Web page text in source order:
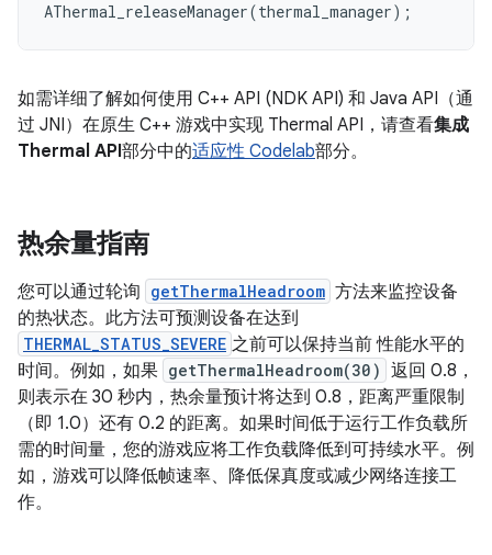
AThermal_releaseManager(thermal_manager);
如需详细了解如何使用 C++ API (NDK API) 和 Java API（通
过 JNI）在原生 C++ 游戏中实现 Thermal API，请查看集成
Thermal API部分中的适应性 Codelab部分。
热余量指南
您可以通过轮询 getThermalHeadroom 方法来监控设备
的热状态。此方法可预测设备在达到
THERMAL_STATUS_SEVERE 之前可以保持当前 性能水平的
时间。例如，如果 getThermalHeadroom(30) 返回 0.8，
则表示在 30 秒内，热余量预计将达到 0.8，距离严重限制
（即 1.0）还有 0.2 的距离。如果时间低于运行工作负载所
需的时间量，您的游戏应将工作负载降低到可持续水平。例
如，游戏可以降低帧速率、降低保真度或减少网络连接工
作。